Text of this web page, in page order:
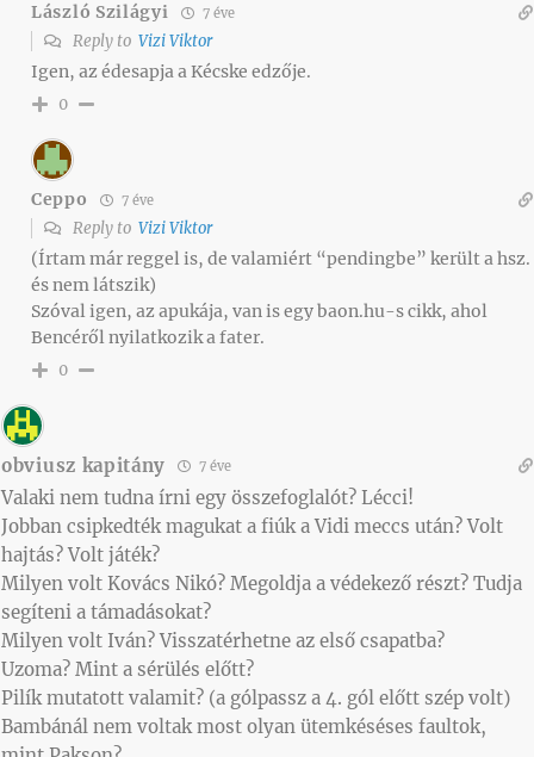
László Szilágyi 7 éve
Reply to Vizi Viktor
Igen, az édesapja a Kécske edzője.
0
Ceppo 7 éve
Reply to Vizi Viktor
(Írtam már reggel is, de valamiért “pendingbe” került a hsz.
és nem látszik)
Szóval igen, az apukája, van is egy baon.hu-s cikk, ahol
Bencéről nyilatkozik a fater.
0
obviusz kapitány 7 éve
Valaki nem tudna írni egy összefoglalót? Lécci!
Jobban csipkedték magukat a fiúk a Vidi meccs után? Volt
hajtás? Volt játék?
Milyen volt Kovács Nikó? Megoldja a védekező részt? Tudja
segíteni a támadásokat?
Milyen volt Iván? Visszatérhetne az első csapatba?
Uzoma? Mint a sérülés előtt?
Pilík mutatott valamit? (a gólpassz a 4. gól előtt szép volt)
Bambánál nem voltak most olyan ütemkéséses faultok,